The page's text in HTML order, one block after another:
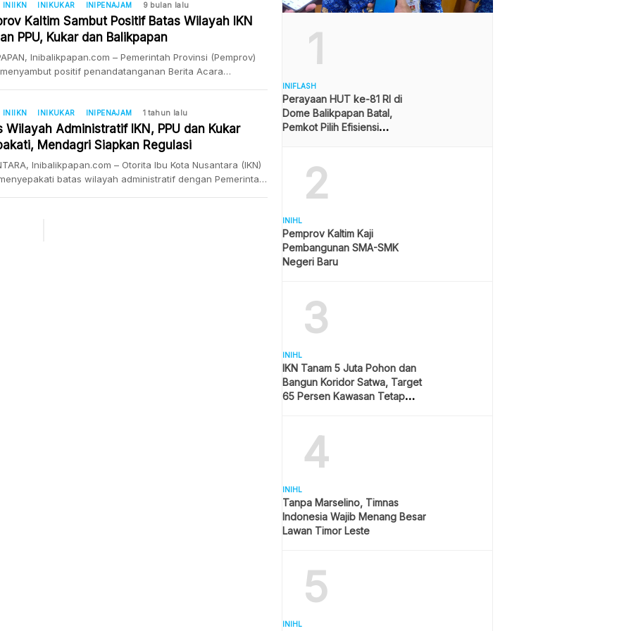
antara Ibu Kota Nusantara (IKN) dengan daerah
di Provinsi Kalimantan Timur. Deputi Bidang
Pembangunan OIKN, Thomas Umbu Pati Tena
INIIKN INIKUKAR INIPENAJAM 9 bulan lalu
Kaltim Sambut Positif Batas Wilayah IKN
PPU, Kukar dan Balikpapan
Inibalikpapan.com – Pemerintah Provinsi (Pemprov)
positif penandatanganan Berita Acara
yakni Kabupaten Penajam Paser Utara (PPU), Kabupaten
(Kukar), dan Kota Balikpapan. Agenda tersebut
dengan penandatanganan kerja sama bidang
antara Otorita IKN […]
INIIKN INIKUKAR INIPENAJAM 1 tahun lalu
Wilayah Administratif IKN, PPU dan Kukar
Mendagri Siapkan Regulasi
Inibalikpapan.com – Otorita Ibu Kota Nusantara (IKN)
batas wilayah administratif dengan Pemerintah
1
INIFLASH
Perayaan HUT ke-81 RI di
Dome Balikpapan Batal,
Pemkot Pilih Efisiensi
2
INIHL
Pemprov Kaltim Kaji
Pembangunan SMA-SMK
Negeri Baru
3
INIHL
IKN Tanam 5 Juta Pohon dan
Bangun Koridor Satwa, Target
65 Persen Kawasan Tetap
4
INIHL
Tanpa Marselino, Timnas
Indonesia Wajib Menang Besar
Lawan Timor Leste
5
INIHL